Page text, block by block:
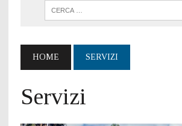
HOME SERVIZI
Servizi